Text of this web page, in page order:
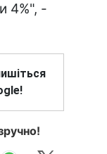
4%", -